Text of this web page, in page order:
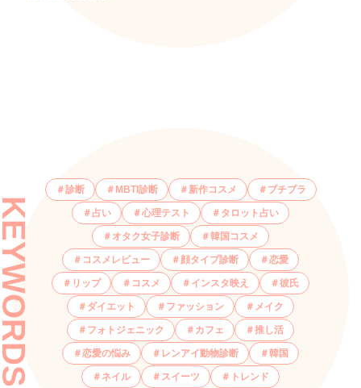
診断 MBTI診断 新作コスメ プチプラ
占い 心理テスト タロット占い
オタク女子診断 韓国コスメ
コスメレビュー 顔タイプ診断 恋愛
リップ コスメ インスタ映え 彼氏
ダイエット ファッション メイク
フォトジェニック カフェ 推し活
恋愛の悩み レンアイ動物診断 韓国
ネイル スイーツ トレンド